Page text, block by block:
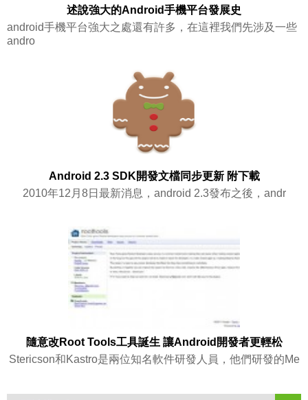
述說強大的Android手機平台發展史
android手機平台強大之處還有許多，在這裡我們先涉及一些
andro
Android 2.3 SDK開發文檔同步更新 附下載
2010年12月8日最新消息，android 2.3發布之後，andr
隨意改Root Tools工具誕生 讓Android開發者更輕松
Stericson和Kastro是兩位知名軟件研發人員，他們研發的Me